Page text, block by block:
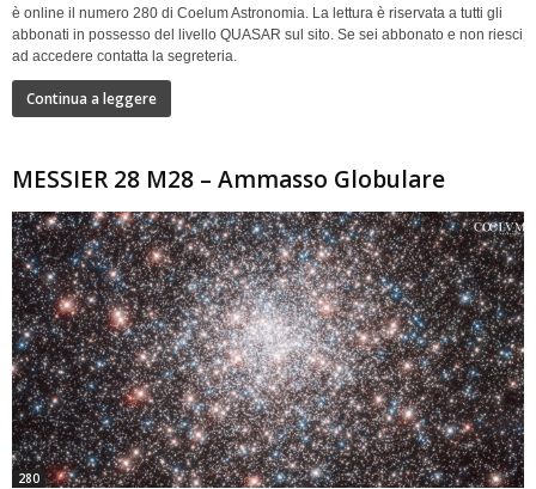
è online il numero 280 di Coelum Astronomia. La lettura è riservata a tutti gli
abbonati in possesso del livello QUASAR sul sito. Se sei abbonato e non riesci
ad accedere contatta la segreteria.
Continua a leggere
MESSIER 28 M28 – Ammasso Globulare
280